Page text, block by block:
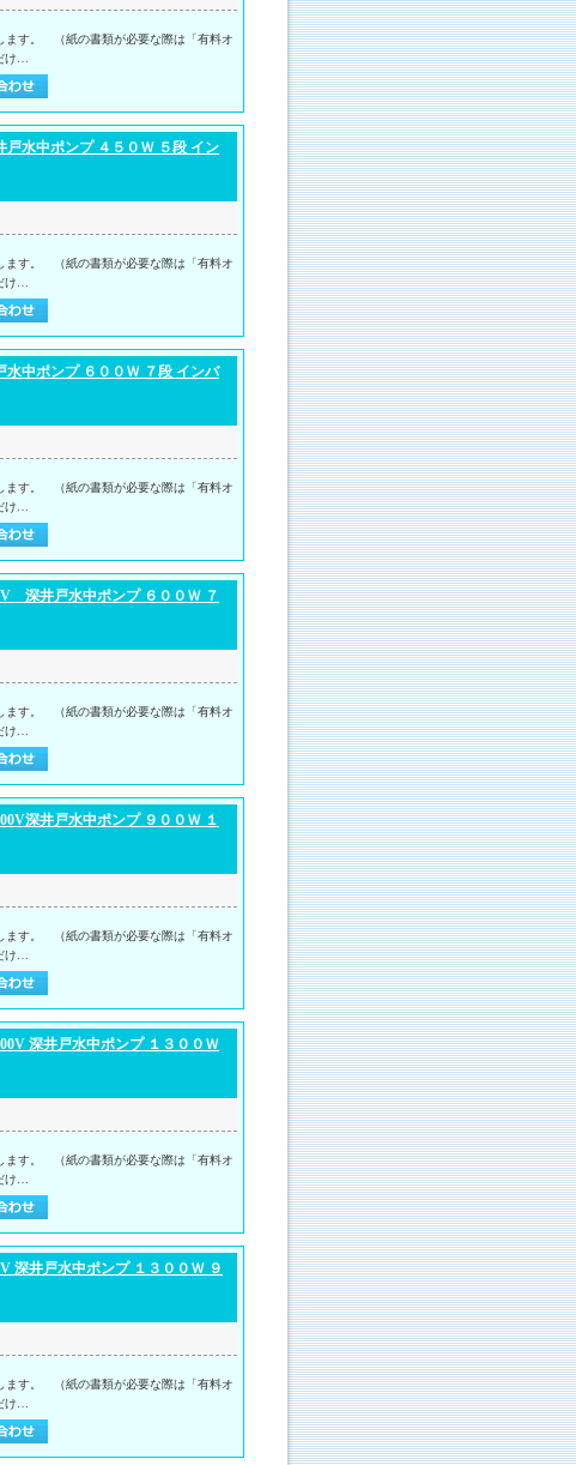
ます。 （紙の書類が必要な際は「有料オ
け…
水中ポンプ ４５０Ｗ ５段 イン
ます。 （紙の書類が必要な際は「有料オ
け…
中ポンプ ６００Ｗ ７段 インバ
ます。 （紙の書類が必要な際は「有料オ
け…
深井戸水中ポンプ ６００Ｗ ７
ます。 （紙の書類が必要な際は「有料オ
け…
深井戸水中ポンプ ９００Ｗ １
ます。 （紙の書類が必要な際は「有料オ
け…
深井戸水中ポンプ １３００Ｗ
ます。 （紙の書類が必要な際は「有料オ
け…
井戸水中ポンプ １３００Ｗ ９
ます。 （紙の書類が必要な際は「有料オ
け…